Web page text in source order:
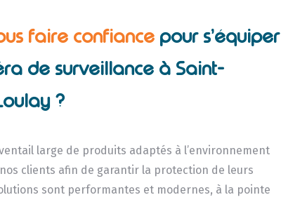
faire confiance pour s’équiper
de surveillance à Saint-
?
large de produits adaptés à l’environnement
clients afin de garantir la protection de leurs
sont performantes et modernes, à la pointe